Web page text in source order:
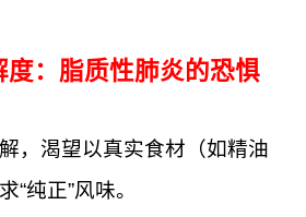
度：脂质性肺炎的恐惧
，渴望以真实食材（如精油
“纯正”风味。